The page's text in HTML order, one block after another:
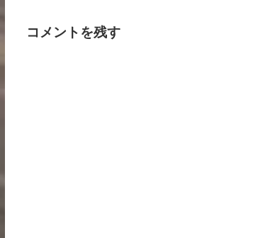
コメントを残す